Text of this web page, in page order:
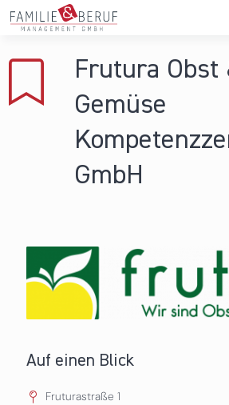
Direkt zum Inhalt
Gemeinden
Hochschulen
Persönliche Vereinbarkeit
Frutura Obst
Gemüse
GmbH
Auf einen Blick
Fruturastraße 1